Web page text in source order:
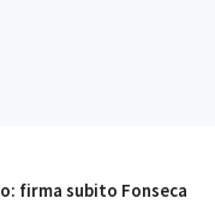
firma subito Fonseca